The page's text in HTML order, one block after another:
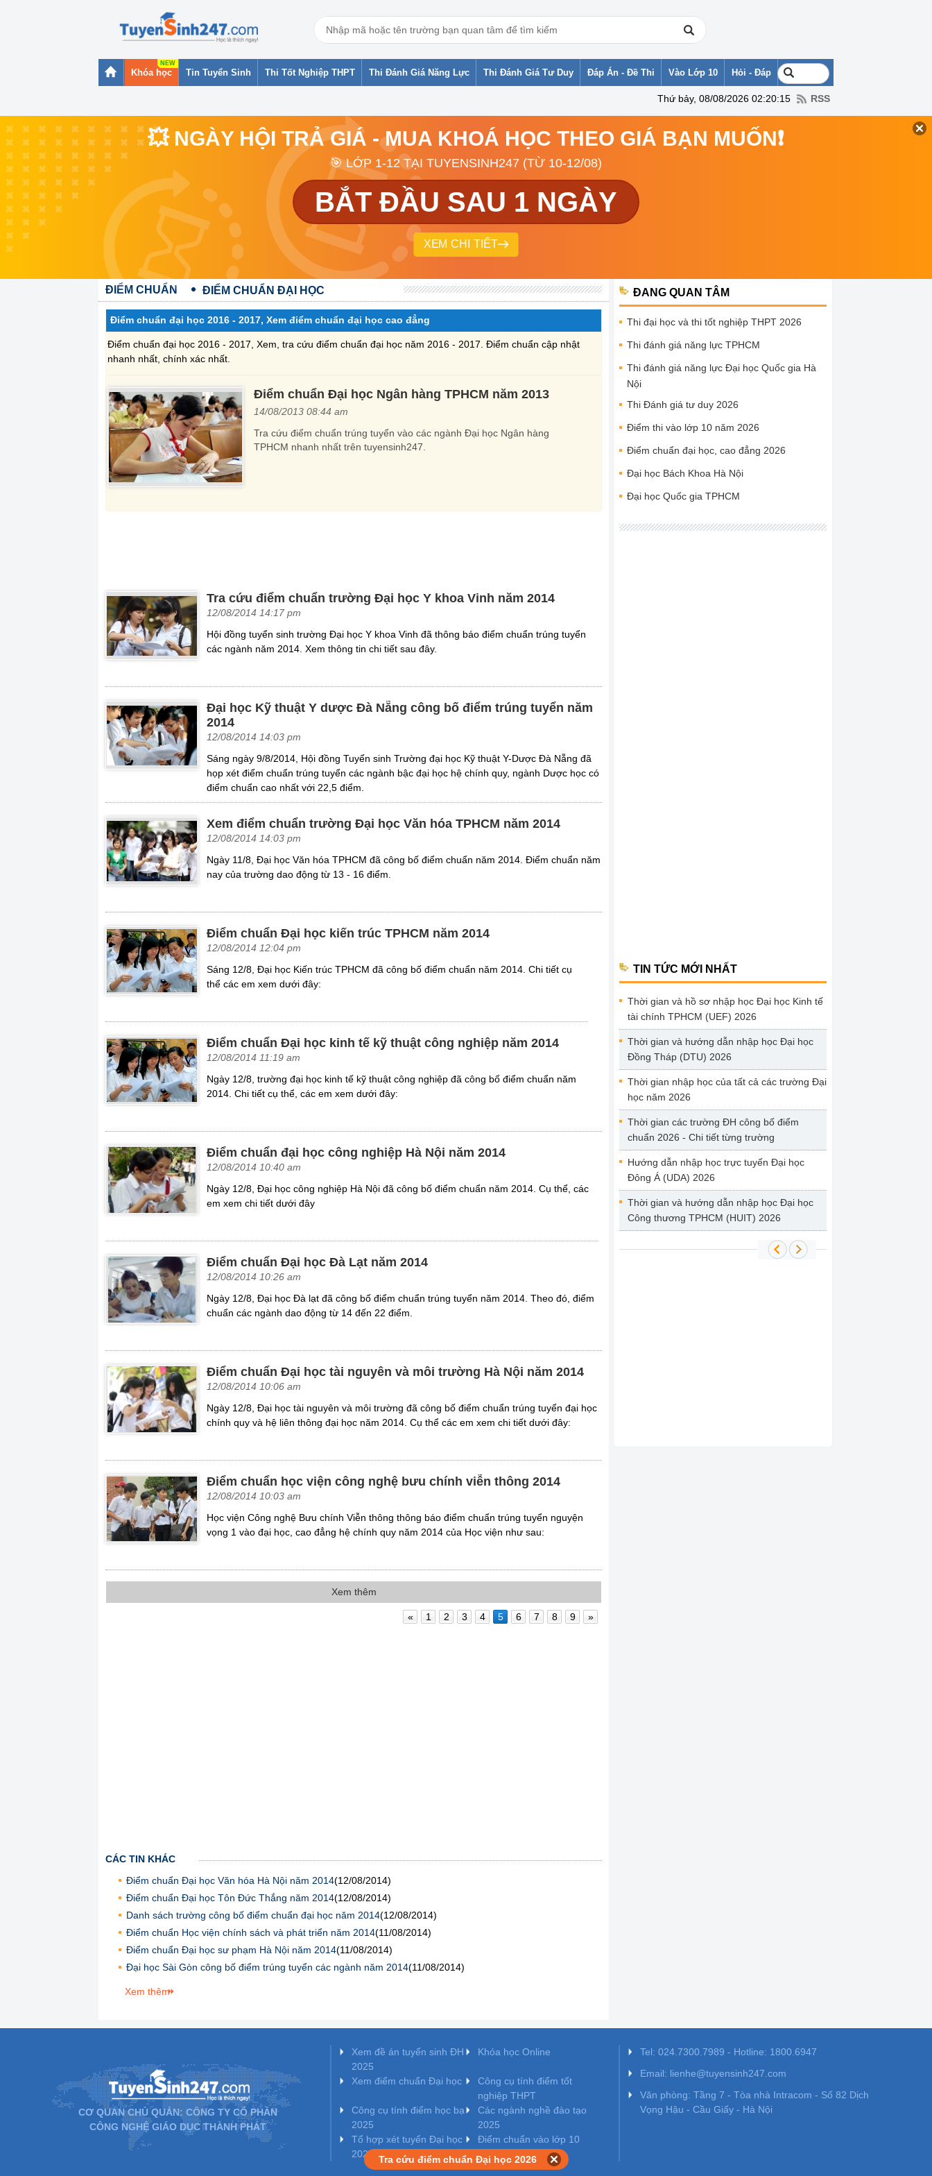
Khóa học Tin Tuyển Sinh Thi Tốt Nghiệp THPT Thi Đánh Giá Năng Lực Thi Đánh Giá Tư Duy Đáp Án - Đề Thi Vào Lớp 10 Hỏi - Đáp
Thứ bảy, 08/08/2026 02:20:15 RSS
💥 NGÀY HỘI TRẢ GIÁ - MUA KHOÁ HỌC THEO GIÁ BẠN MUỐN❗
🎯 LỚP 1-12 TẠI TUYENSINH247 (TỪ 10-12/08)
BẮT ĐẦU SAU 1 NGÀY
XEM CHI TIẾT
ĐIỂM CHUẨN ĐIỂM CHUẨN ĐẠI HỌC
Điểm chuẩn đại học 2016 - 2017, Xem điểm chuẩn đại học cao đẳng
Điểm chuẩn đại học 2016 - 2017, Xem, tra cứu điểm chuẩn đại học năm 2016 - 2017. Điểm chuẩn cập nhật
nhanh nhất, chính xác nhất.
Điểm chuẩn Đại học Ngân hàng TPHCM năm 2013
14/08/2013 08:44 am
Tra cứu điểm chuẩn trúng tuyển vào các ngành Đại học Ngân hàng
TPHCM nhanh nhất trên tuyensinh247.
Tra cứu điểm chuẩn trường Đại học Y khoa Vinh năm 2014
12/08/2014 14:17 pm
Hội đồng tuyển sinh trường Đại học Y khoa Vinh đã thông báo điểm chuẩn trúng tuyển
các ngành năm 2014. Xem thông tin chi tiết sau đây.
Đại học Kỹ thuật Y dược Đà Nẵng công bố điểm trúng tuyển năm
2014
12/08/2014 14:03 pm
Sáng ngày 9/8/2014, Hội đồng Tuyển sinh Trường đại học Kỹ thuật Y-Dược Đà Nẵng đã
họp xét điểm chuẩn trúng tuyển các ngành bậc đại học hệ chính quy, ngành Dược học có
điểm chuẩn cao nhất với 22,5 điểm.
Xem điểm chuẩn trường Đại học Văn hóa TPHCM năm 2014
12/08/2014 14:03 pm
Ngày 11/8, Đại học Văn hóa TPHCM đã công bố điểm chuẩn năm 2014. Điểm chuẩn năm
nay của trường dao động từ 13 - 16 điểm.
Điểm chuẩn Đại học kiến trúc TPHCM năm 2014
12/08/2014 12:04 pm
Sáng 12/8, Đại học Kiến trúc TPHCM đã công bố điểm chuẩn năm 2014. Chi tiết cụ
thể các em xem dưới đây:
Điểm chuẩn Đại học kinh tế kỹ thuật công nghiệp năm 2014
12/08/2014 11:19 am
Ngày 12/8, trường đại học kinh tế kỹ thuật công nghiệp đã công bố điểm chuẩn năm
2014. Chi tiết cụ thể, các em xem dưới đây:
Điểm chuẩn đại học công nghiệp Hà Nội năm 2014
12/08/2014 10:40 am
Ngày 12/8, Đại học công nghiệp Hà Nội đã công bố điểm chuẩn năm 2014. Cụ thể, các
em xem chi tiết dưới đây
Điểm chuẩn Đại học Đà Lạt năm 2014
12/08/2014 10:26 am
Ngày 12/8, Đại học Đà lạt đã công bố điểm chuẩn trúng tuyển năm 2014. Theo đó, điểm
chuẩn các ngành dao động từ 14 đến 22 điểm.
Điểm chuẩn Đại học tài nguyên và môi trường Hà Nội năm 2014
12/08/2014 10:06 am
Ngày 12/8, Đại học tài nguyên và môi trường đã công bố điểm chuẩn trúng tuyển đại học
chính quy và hệ liên thông đại học năm 2014. Cụ thể các em xem chi tiết dưới đây:
Điểm chuẩn học viện công nghệ bưu chính viễn thông 2014
12/08/2014 10:03 am
Học viện Công nghệ Bưu chính Viễn thông thông báo điểm chuẩn trúng tuyển nguyện
vọng 1 vào đại học, cao đẳng hệ chính quy năm 2014 của Học viện như sau:
Xem thêm
« 1 2 3 4 5 6 7 8 9 »
CÁC TIN KHÁC
Điểm chuẩn Đại học Văn hóa Hà Nội năm 2014(12/08/2014)
Điểm chuẩn Đại học Tôn Đức Thắng năm 2014(12/08/2014)
Danh sách trường công bố điểm chuẩn đại học năm 2014(12/08/2014)
Điểm chuẩn Học viện chính sách và phát triển năm 2014(11/08/2014)
Điểm chuẩn Đại học sư phạm Hà Nội năm 2014(11/08/2014)
Đại học Sài Gòn công bố điểm trúng tuyển các ngành năm 2014(11/08/2014)
Xem thêm
ĐANG QUAN TÂM
Thi đại học và thi tốt nghiệp THPT 2026
Thi đánh giá năng lực TPHCM
Thi đánh giá năng lực Đại học Quốc gia Hà
Nội
Thi Đánh giá tư duy 2026
Điểm thi vào lớp 10 năm 2026
Điểm chuẩn đại học, cao đẳng 2026
Đại học Bách Khoa Hà Nội
Đại học Quốc gia TPHCM
TIN TỨC MỚI NHẤT
Thời gian và hồ sơ nhập học Đại học Kinh tế
tài chính TPHCM (UEF) 2026
Thời gian và hướng dẫn nhập học Đại học
Đồng Tháp (DTU) 2026
Thời gian nhập học của tất cả các trường Đại
học năm 2026
Thời gian các trường ĐH công bố điểm
chuẩn 2026 - Chi tiết từng trường
Hướng dẫn nhập học trực tuyến Đại học
Đông Á (UDA) 2026
Thời gian và hướng dẫn nhập học Đại học
Công thương TPHCM (HUIT) 2026
Tra cứu điểm chuẩn Đại học 2026
CƠ QUAN CHỦ QUẢN: CÔNG TY CỔ PHẦN
CÔNG NGHỆ GIÁO DỤC THÀNH PHÁT
Xem đề án tuyển sinh ĐH
2025
Khóa học Online
Xem điểm chuẩn Đại học
Công cụ tính điểm tốt
nghiệp THPT
Công cụ tính điểm học bạ
2025
Các ngành nghề đào tạo
2025
Tổ hợp xét tuyển Đại học
2025
Điểm chuẩn vào lớp 10
Tel: 024.7300.7989 - Hotline: 1800.6947
Email: lienhe@tuyensinh247.com
Văn phòng: Tầng 7 - Tòa nhà Intracom - Số 82 Dịch
Vọng Hậu - Cầu Giấy - Hà Nội